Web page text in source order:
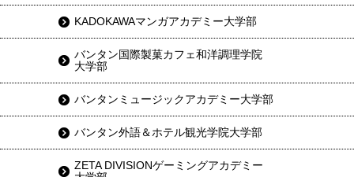
KADOKAWAマンガアカデミー大学部
バンタン国際製菓カフェ和洋調理学院
大学部
バンタンミュージックアカデミー大学部
バンタン外語＆ホテル観光学院大学部
ZETA DIVISIONゲーミングアカデミー